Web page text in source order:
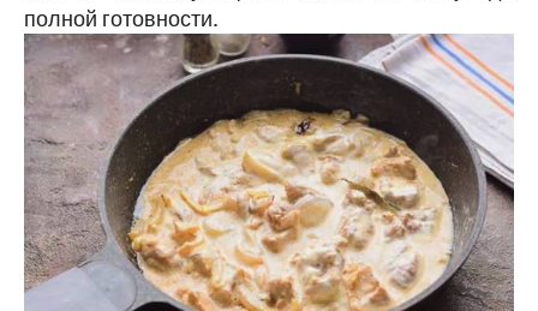
полной готовности.